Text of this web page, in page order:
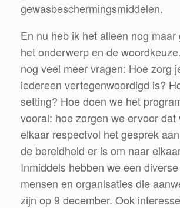
gewasbeschermingsmiddelen.
En nu heb ik het alleen nog maar
het onderwerp en de
nog veel meer vragen: Hoe zorg
iedereen vertegenwoordigd is?
setting? Hoe doen we het
vooral: hoe zorgen we ervoor dat
elkaar respectvol het gesprek
de bereidheid er is om naar
Inmiddels hebben we een
mensen en organisaties die
zijn op 9 december. Ook